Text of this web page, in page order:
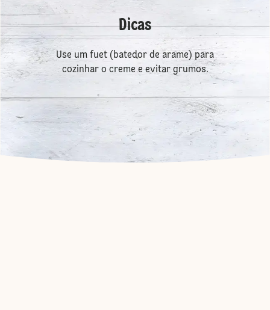
Dicas
Use um fuet (batedor de arame) para
cozinhar o creme e evitar grumos.